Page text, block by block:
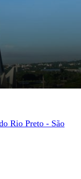
Rio Preto - São